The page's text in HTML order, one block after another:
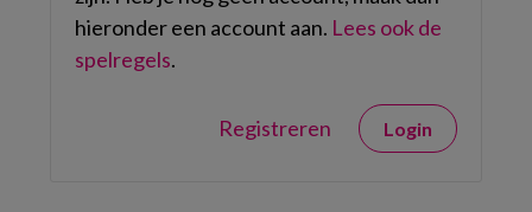
hieronder een account aan. Lees ook de
spelregels.
Registreren Login